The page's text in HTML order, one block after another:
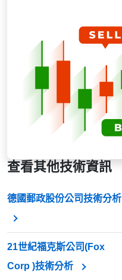
查看其他技術資訊
德國郵政股份公司技術分析
21世紀福克斯公司(Fox
Corp )技術分析